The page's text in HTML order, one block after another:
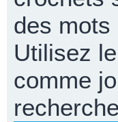
des mots
Utilisez
comme